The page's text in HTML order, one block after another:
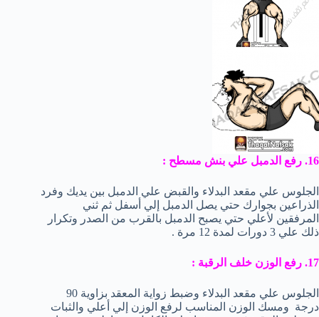
16. رفع الدمبل علي بنش مسطح :
الجلوس علي مقعد البدلاء والقبض علي الدمبل بين يديك وفرد
الذراعين بجوارك حتي يصل الدمبل إلي أسفل ثم ثني
المرفقين لأعلي حتي يصبح الدمبل بالقرب من الصدر وتكرار
ذلك علي 3 دورات لمدة 12 مرة .
17. رفع الوزن خلف الرقبة :
الجلوس علي مقعد البدلاء وضبط زواية المعقد بزاوية 90
درجة ومسك الوزن المناسب لرفع الوزن إلي أعلي والثبات